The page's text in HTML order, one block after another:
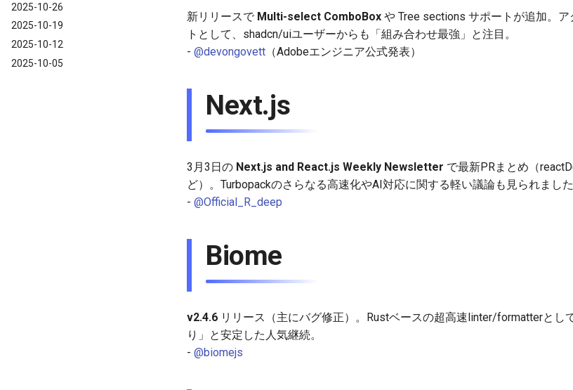
2025-10-26
2025-10-19
2025-10-12
2025-10-05
新リリースで Multi-select ComboBox や Tree sections サポートが追加。
トとして、shadcn/uiユーザーからも「組み合わせ最強」と注目。
- @devongovett （Adobeエンジニア公式発表）
Next.js
3月3日の Next.js and React.js Weekly Newsletter で最新PRまとめ（
ど）。Turbopackのさらなる高速化やAI対応に関する軽い議論も見られました
- @Official_R_deep
Biome
v2.4.6 リリース（主にバグ修正）。Rustベースの超高速linter/formatterとし
り」と安定した人気継続。
- @biomejs